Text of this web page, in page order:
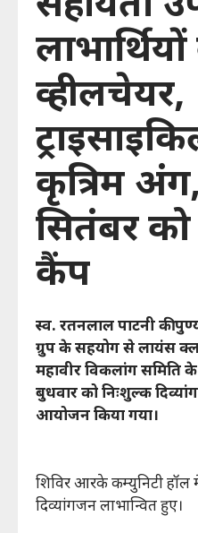
Meta, माफी के बाद सरकार ने कंटेंट मॉडरेशन
कड़े सवाल उठाए!
व्हीलचेयर,
कृत्रिम
सितंबर
कैंप
स्व. रतनलाल पाटनी की
ग्रुप के सहयोग से लायंस
महावीर विकलांग समिति
बुधवार को निःशुल्क
आयोजन किया गया।
शिविर आरके कम्युनिटी
दिव्यांगजन लाभान्वित हुए।